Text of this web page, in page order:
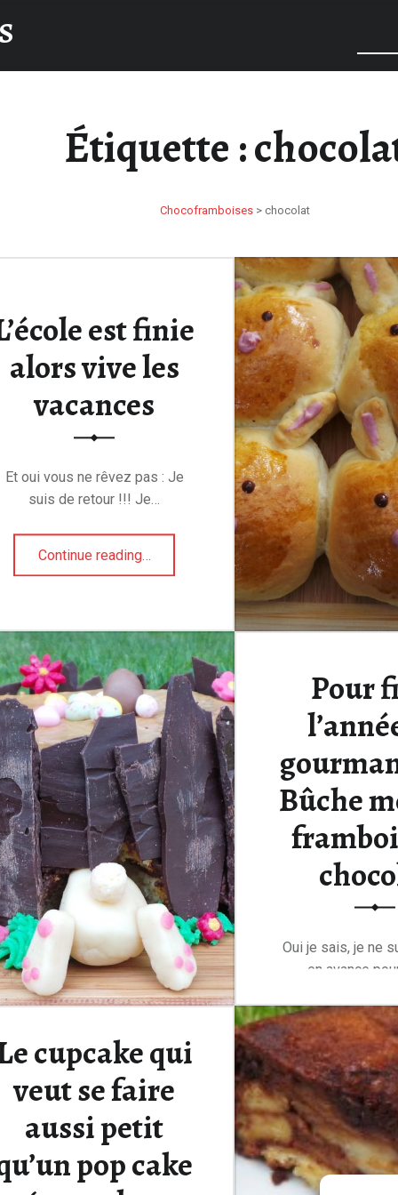
Étiquette :
Chocoframboises> chocolat
est finie
alors vive les
vacances
Et oui vous ne rêvez pas : Je
suis de retour !!! Je…
Continue reading“L’école est finie alors vive les vacances”
…
Pour
Bûche
Oui je sais, je ne
en avance
Continue
cupcake qui
veut se faire
aussi petit
pop cake